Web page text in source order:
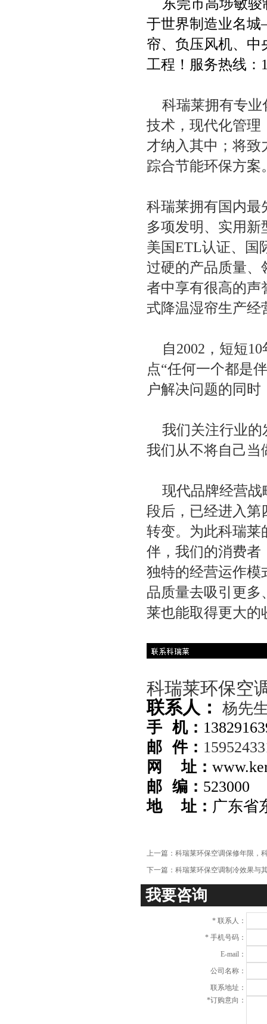
东莞市高埗敏
于世界制造业名
帘、负压风机、中
工程！服务热线：
科瑞莱拥有专
技术，现代化管理
才纳入其中；将致
踪合节能环保方案
科瑞莱拥有国内最
多项发明、实用新
美国ETL认证、国
过硬的产品质量、
者中享有很高的声
式降温湿帘生产经
自2002，短短
点“任何一个都是
户解决问题的同
我们关注行业
我们从不将自己当
现代品牌经营
段后，已经进入
转变。为此科瑞莱
伴，我们的消费者
独特的经营运作
品质量去吸引更多
莱也能取得更大的
科瑞莱环保空
联系人： 杨先
手 机：
邮 件：
网 址：
邮 编： 523000
地 址： 广东省
上一篇： 科瑞莱环保空调保修年限，
下一篇： 科瑞莱环保空调制冷效果与
我要咨询
* 联系人：
* 手机号码：
E-mail：
公司名称：
联系地址：
*订购意向：